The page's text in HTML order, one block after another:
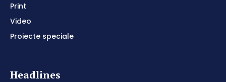
Print
Video
Proiecte speciale
Headlines